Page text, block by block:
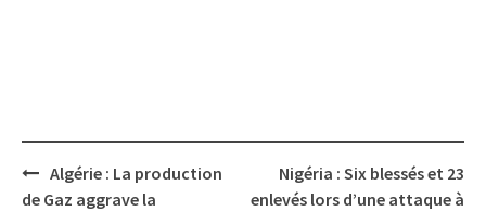
Post
navigation
Algérie : La production
de Gaz aggrave la
Nigéria : Six blessés et 23
enlevés lors d’une attaque à